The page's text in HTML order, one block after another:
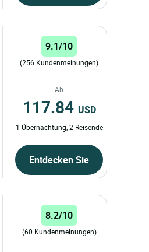
9.1/10
(256 Kundenmeinungen)
Ab
117.84 USD
1 Übernachtung, 2 Reisende
Entdecken Sie
8.2/10
(60 Kundenmeinungen)